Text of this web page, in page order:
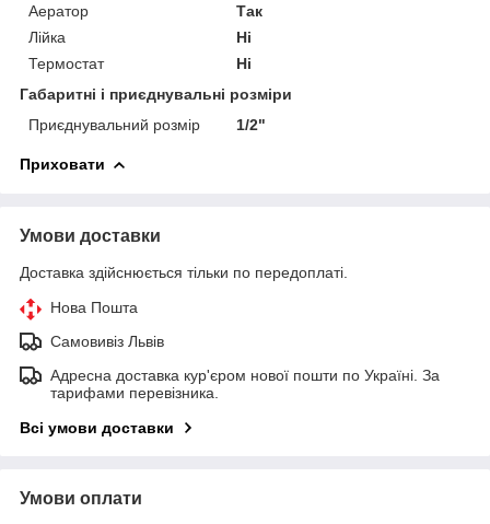
Аератор
Так
Лійка
Ні
Термостат
Ні
Габаритні і приєднувальні розміри
Приєднувальний розмір
1/2"
Приховати
Умови доставки
Доставка здійснюється тільки по передоплаті.
Нова Пошта
Самовивіз Львів
Адресна доставка кур'єром нової пошти по Україні. За
тарифами перевізника.
Всі умови доставки
Умови оплати